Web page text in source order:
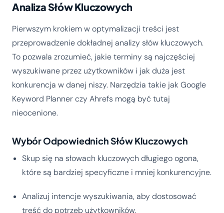
Analiza Słów Kluczowych
Pierwszym krokiem w optymalizacji treści jest
przeprowadzenie dokładnej analizy słów kluczowych.
To pozwala zrozumieć, jakie terminy są najczęściej
wyszukiwane przez użytkowników i jak duża jest
konkurencja w danej niszy. Narzędzia takie jak Google
Keyword Planner czy Ahrefs mogą być tutaj
nieocenione.
Wybór Odpowiednich Słów Kluczowych
Skup się na słowach kluczowych długiego ogona,
które są bardziej specyficzne i mniej konkurencyjne.
Analizuj intencje wyszukiwania, aby dostosować
treść do potrzeb użytkowników.